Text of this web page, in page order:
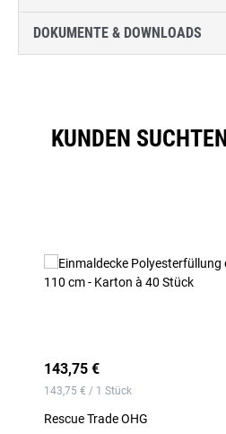
DOKUMENTE & DOWNLOADS
KUNDEN
143,75 €
143,75 € / 1 Stück
Rescue Trade OHG